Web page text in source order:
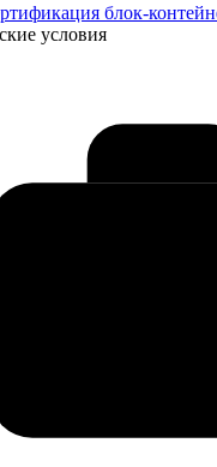
блок-
условия